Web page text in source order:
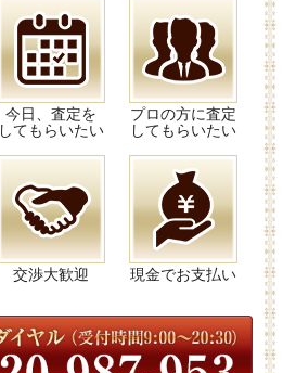
今日、査定を
してもらいたい
プロの方に査定
してもらいたい
交渉大歓迎 現金でお支払い